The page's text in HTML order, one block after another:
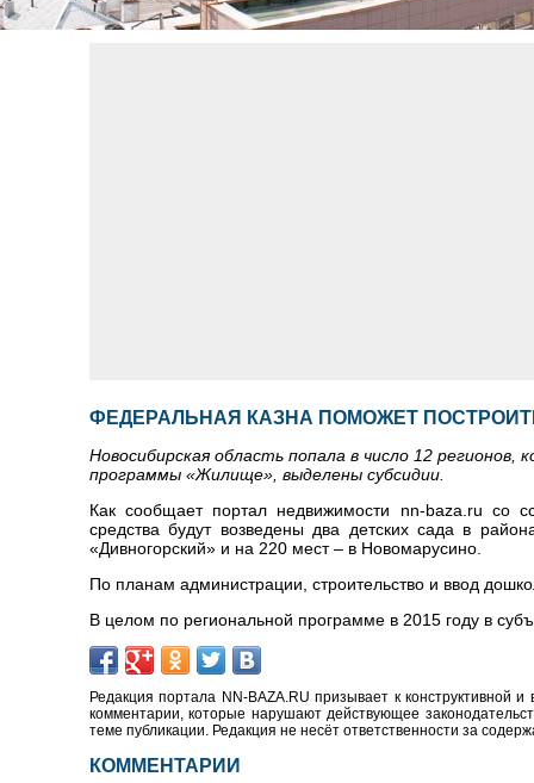
ФЕДЕРАЛЬНАЯ КАЗНА ПОМОЖЕТ
Новосибирская область попала в число 12
программы «Жилище», выделены субсидии.
Как сообщает портал недвижимости nn-baza.ru со
средства будут возведены два детских сада в
«Дивногорский» и на 220 мест – в Новомарусино.
По планам администрации, строительство и ввод
В целом по региональной программе в 2015 году в
Редакция портала NN-BAZA.RU призывает к конструктивной
комментарии, которые нарушают действующее
теме публикации. Редакция не несёт ответственности за
КОММЕНТАРИИ